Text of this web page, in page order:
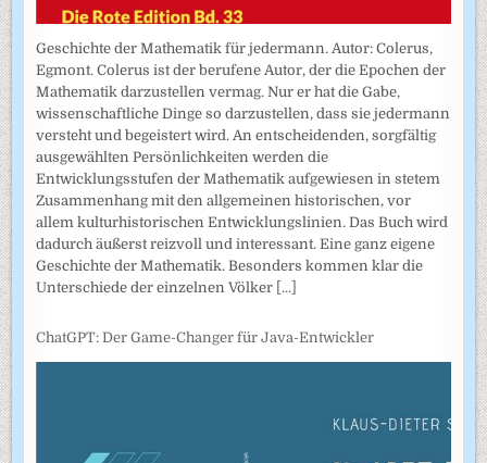
Geschichte der Mathematik für jedermann. Autor: Colerus,
Egmont. Colerus ist der berufene Autor, der die Epochen der
Mathematik darzustellen vermag. Nur er hat die Gabe,
wissenschaftliche Dinge so darzustellen, dass sie jedermann
versteht und begeistert wird. An entscheidenden, sorgfältig
ausgewählten Persönlichkeiten werden die
Entwicklungsstufen der Mathematik aufgewiesen in stetem
Zusammenhang mit den allgemeinen historischen, vor
allem kulturhistorischen Entwicklungslinien. Das Buch wird
dadurch äußerst reizvoll und interessant. Eine ganz eigene
Geschichte der Mathematik. Besonders kommen klar die
Unterschiede der einzelnen Völker [...]
ChatGPT: Der Game-Changer für Java-Entwickler